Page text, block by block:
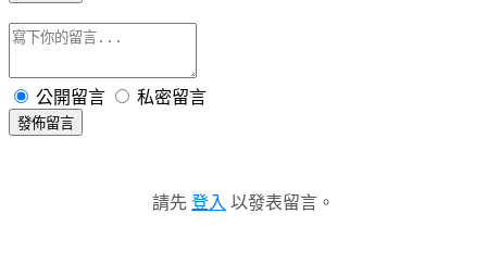
公開留言 私密留言
發佈留言
請先 登入 以發表留言。